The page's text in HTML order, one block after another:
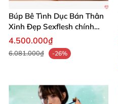
Búp Bê Tình Dục Bán Thân
Xinh Đẹp Sexflesh chính
hãng Nhật
4.500.000₫
6.081.000₫ -26%